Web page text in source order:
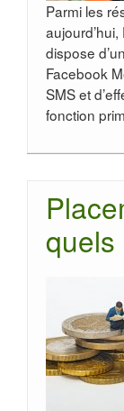
Parmi les
dispose
Facebook
SMS et
fonction
quels